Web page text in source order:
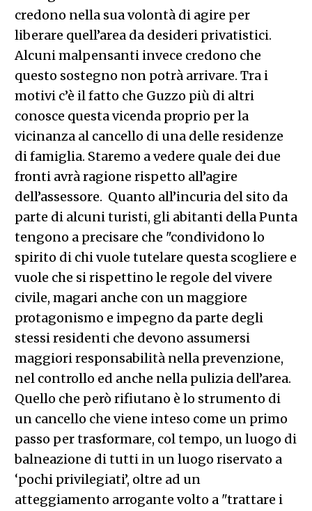
credono nella sua volontà di agire per
liberare quell’area da desideri privatistici.
Alcuni malpensanti invece credono che
questo sostegno non potrà arrivare. Tra i
motivi c’è il fatto che Guzzo più di altri
conosce questa vicenda proprio per la
vicinanza al cancello di una delle residenze
di famiglia. Staremo a vedere quale dei due
fronti avrà ragione rispetto all’agire
dell’assessore. Quanto all’incuria del sito da
parte di alcuni turisti, gli abitanti della Punta
tengono a precisare che "condividono lo
spirito di chi vuole tutelare questa scogliere e
vuole che si rispettino le regole del vivere
civile, magari anche con un maggiore
protagonismo e impegno da parte degli
stessi residenti che devono assumersi
maggiori responsabilità nella prevenzione,
nel controllo ed anche nella pulizia dell’area.
Quello che però rifiutano è lo strumento di
un cancello che viene inteso come un primo
passo per trasformare, col tempo, un luogo di
balneazione di tutti in un luogo riservato a
‘pochi privilegiati’, oltre ad un
atteggiamento arrogante volto a "trattare i